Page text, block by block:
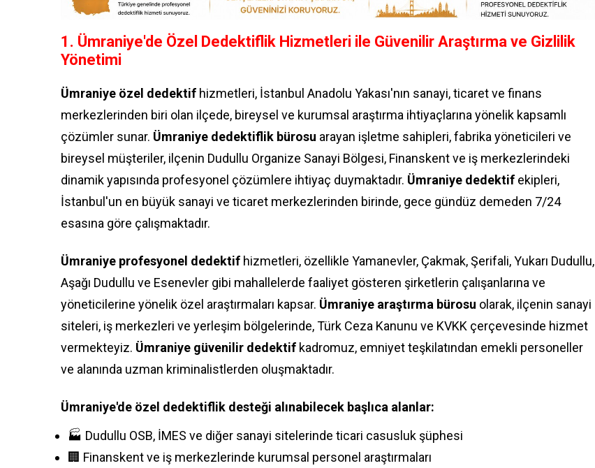
1. Ümraniye'de Özel Dedektiflik Hizmetleri ile Güvenilir Araştırma ve Gizlilik
Yönetimi
Ümraniye özel dedektif hizmetleri, İstanbul Anadolu Yakası'nın sanayi, ticaret ve finans
merkezlerinden biri olan ilçede, bireysel ve kurumsal araştırma ihtiyaçlarına yönelik kapsamlı
çözümler sunar. Ümraniye dedektiflik bürosu arayan işletme sahipleri, fabrika yöneticileri ve
bireysel müşteriler, ilçenin Dudullu Organize Sanayi Bölgesi, Finanskent ve iş merkezlerindeki
dinamik yapısında profesyonel çözümlere ihtiyaç duymaktadır. Ümraniye dedektif ekipleri,
İstanbul'un en büyük sanayi ve ticaret merkezlerinden birinde, gece gündüz demeden 7/24
esasına göre çalışmaktadır.
Ümraniye profesyonel dedektif hizmetleri, özellikle Yamanevler, Çakmak, Şerifali, Yukarı Dudullu,
Aşağı Dudullu ve Esenevler gibi mahallelerde faaliyet gösteren şirketlerin çalışanlarına ve
yöneticilerine yönelik özel araştırmaları kapsar. Ümraniye araştırma bürosu olarak, ilçenin sanayi
siteleri, iş merkezleri ve yerleşim bölgelerinde, Türk Ceza Kanunu ve KVKK çerçevesinde hizmet
vermekteyiz. Ümraniye güvenilir dedektif kadromuz, emniyet teşkilatından emekli personeller
ve alanında uzman kriminalistlerden oluşmaktadır.
Ümraniye'de özel dedektiflik desteği alınabilecek başlıca alanlar:
🏭 Dudullu OSB, İMES ve diğer sanayi sitelerinde ticari casusluk şüphesi
🏢 Finanskent ve iş merkezlerinde kurumsal personel araştırmaları